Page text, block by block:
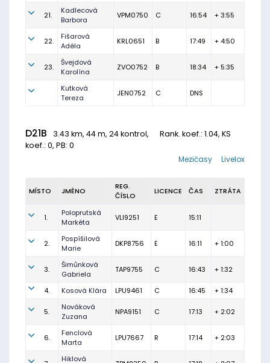
21.
Kadlecová
Barbora
VPM0750 C 16:54 + 3:55
22.
Fišarová
Adéla
KRL0651 B 17:49 + 4:50
23.
Švejdová
Karolína
ZVO0752 B 18:34 + 5:35
Kutková
Tereza
JEN0752 C DNS
D21B 3.43 km, 44 m, 24 kontrol, Rank. koef.: 1.04, KS
koef.: 0, PB: 0
Livelox
Mezičasy
MÍSTO JMÉNO
REG.
ČÍSLO
LICENCE ČAS ZTRÁTA
1.
Poloprutská
Markéta
VLI9251 E 15:11
2.
Pospíšilová
Marie
DKP8756 E 16:11 + 1:00
3.
Šimůnková
Gabriela
TAP9755 C 16:43 + 1:32
4. Kosová Klára LPU9461 C 16:45 + 1:34
5.
Nováková
Zuzana
NPA9151 C 17:13 + 2:02
6.
Fenclová
Marta
LPU7667 R 17:14 + 2:03
Hiklová